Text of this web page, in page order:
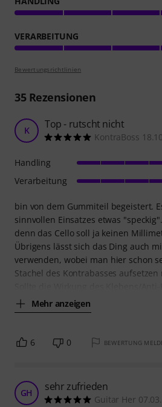
VERARBEITUNG
Bewertungsrichtlinien
35Rezensionen
K Top - rutscht nicht
KontraBoss
bin von dem Gummiteil begeistert.
sinnvollen Einsatzes etwas
denn das Cello soll ja keinen
Übrigens lässt sich das Ding auch
verwenden, wobei man hier schon
Stachel des Kontrabasses aufsetzen
Mehr anzeigen
Handling
Verarbeitung
6 0 BEWERTUNG
GH sehr zufrieden
Guitar Her